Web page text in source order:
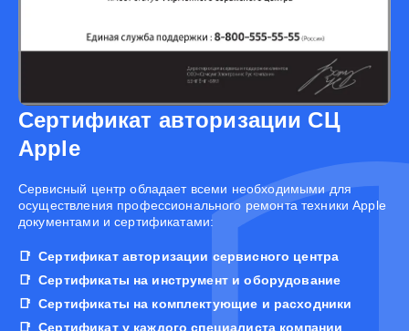
Сертификат авторизации СЦ
Apple
Cервисный центр обладает всеми необходимыми для
осуществления профессионального ремонта техники Apple
документами и сертификатами:
Сертификат авторизации сервисного центра
Сертификаты на инструмент и оборудование
Сертификаты на комплектующие и расходники
Сертификат у каждого специалиста компании